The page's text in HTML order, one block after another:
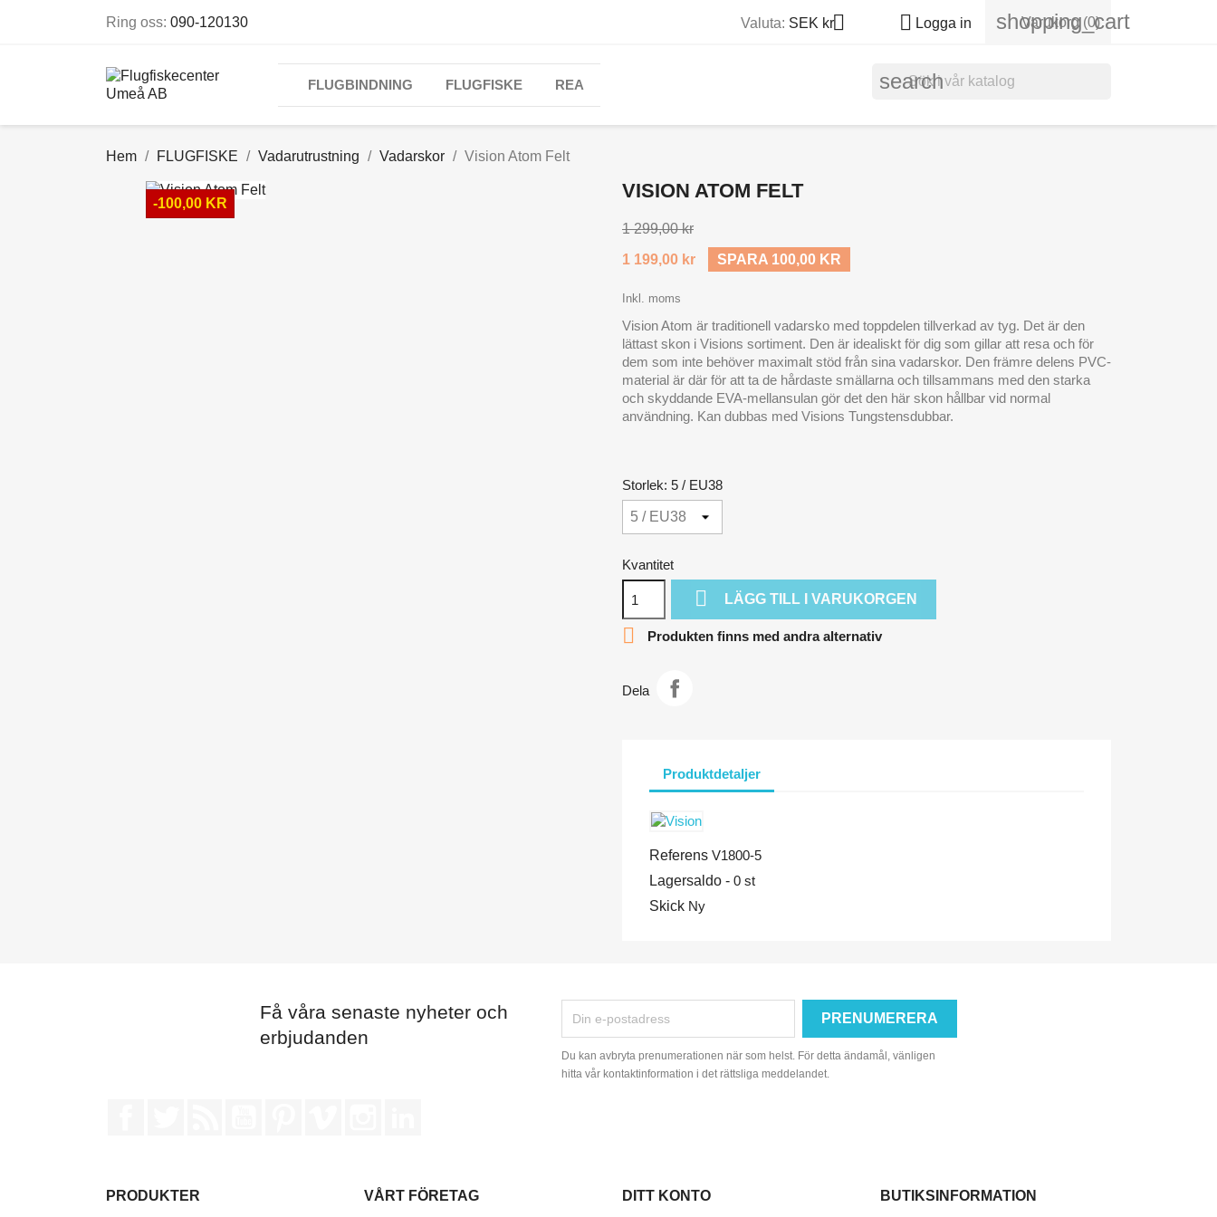
Ring oss: 090-120130 Valuta: SEK kr  Logga in shopping_cart
Varukorg (0)
FLUGBINDNING FLUGFISKE REA search
Hem FLUGFISKE Vadarutrustning Vadarskor Vision Atom Felt
-100,00 KR
VISION ATOM FELT
1 299,00 kr
1 199,00 kr
SPARA 100,00 KR
Inkl. moms
Vision Atom är traditionell vadarsko med toppdelen tillverkad av tyg. Det är den
lättast skon i Visions sortiment. Den är idealiskt för dig som gillar att resa och för
dem som inte behöver maximalt stöd från sina vadarskor. Den främre delens PVC-
material är där för att ta de hårdaste smällarna och tillsammans med den starka
och skyddande EVA-mellansulan gör det den här skon hållbar vid normal
användning. Kan dubbas med Visions Tungstensdubbar.
Storlek: 5 / EU38
Kvantitet
 LÄGG TILL I VARUKORGEN
 Produkten finns med andra alternativ
Dela
Produktdetaljer
Referens V1800-5
Lagersaldo - 0 st
Skick Ny
Få våra senaste nyheter och
erbjudanden
Du kan avbryta prenumerationen när som helst. För detta ändamål, vänligen
hitta vår kontaktinformation i det rättsliga meddelandet.
PRODUKTER VÅRT FÖRETAG DITT KONTO BUTIKSINFORMATION